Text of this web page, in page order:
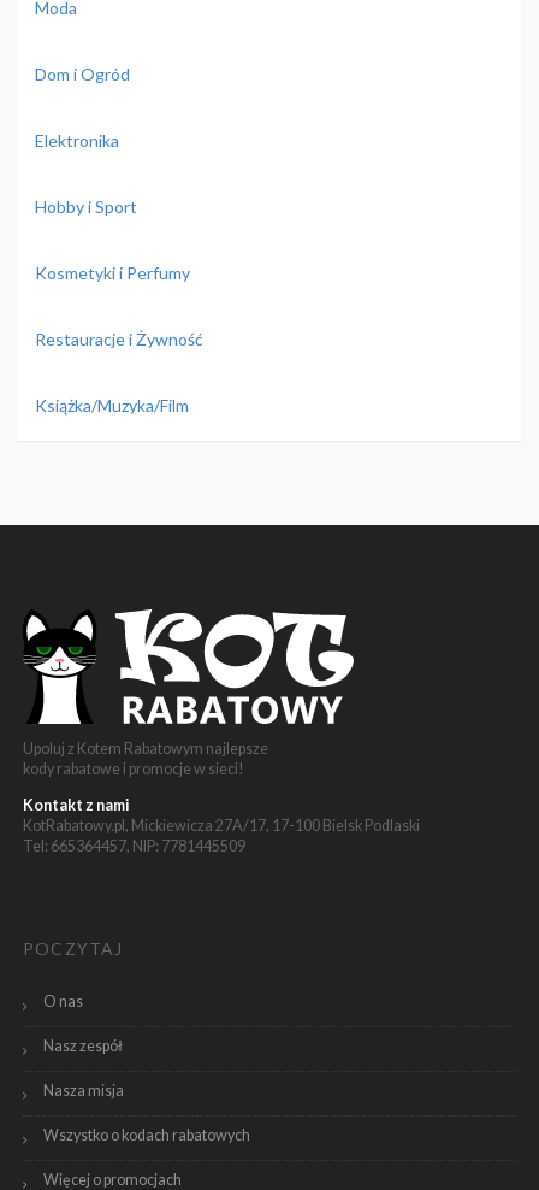
Moda
Dom i Ogród
Elektronika
Hobby i Sport
Kosmetyki i Perfumy
Restauracje i Żywność
Książka/Muzyka/Film
Upoluj z Kotem Rabatowym najlepsze
kody rabatowe i promocje w sieci!
Kontakt z nami
KotRabatowy.pl, Mickiewicza 27A/17, 17-100 Bielsk Podlaski
Tel: 665364457, NIP: 7781445509
POCZYTAJ
O nas
Nasz zespół
Nasza misja
Wszystko o kodach rabatowych
Więcej o promocjach